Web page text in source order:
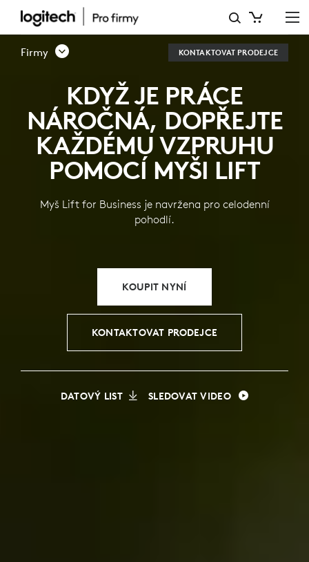
LIFT
VERTICAL
MOUSE
FOR
BUSINESS
Firmy KONTAKTOVAT PRODEJCE
KDYŽ JE PRÁCE
NÁROČNÁ, DOPŘEJTE
KAŽDÉMU VZPRUHU
POMOCÍ MYŠI LIFT
Myš Lift for Business je navržena pro celodenní
pohodlí.
KOUPIT NYNÍ
KONTAKTOVAT PRODEJCE
DATOVÝ LIST SLEDOVAT VIDEO